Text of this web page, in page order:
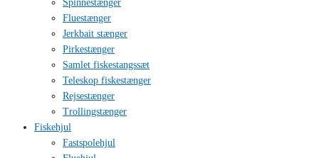
Spinnestænger
Fluestænger
Jerkbait stænger
Pirkestænger
Samlet fiskestangssæt
Teleskop fiskestænger
Rejsestænger
Trollingstænger
Fiskehjul
Fastspolehjul